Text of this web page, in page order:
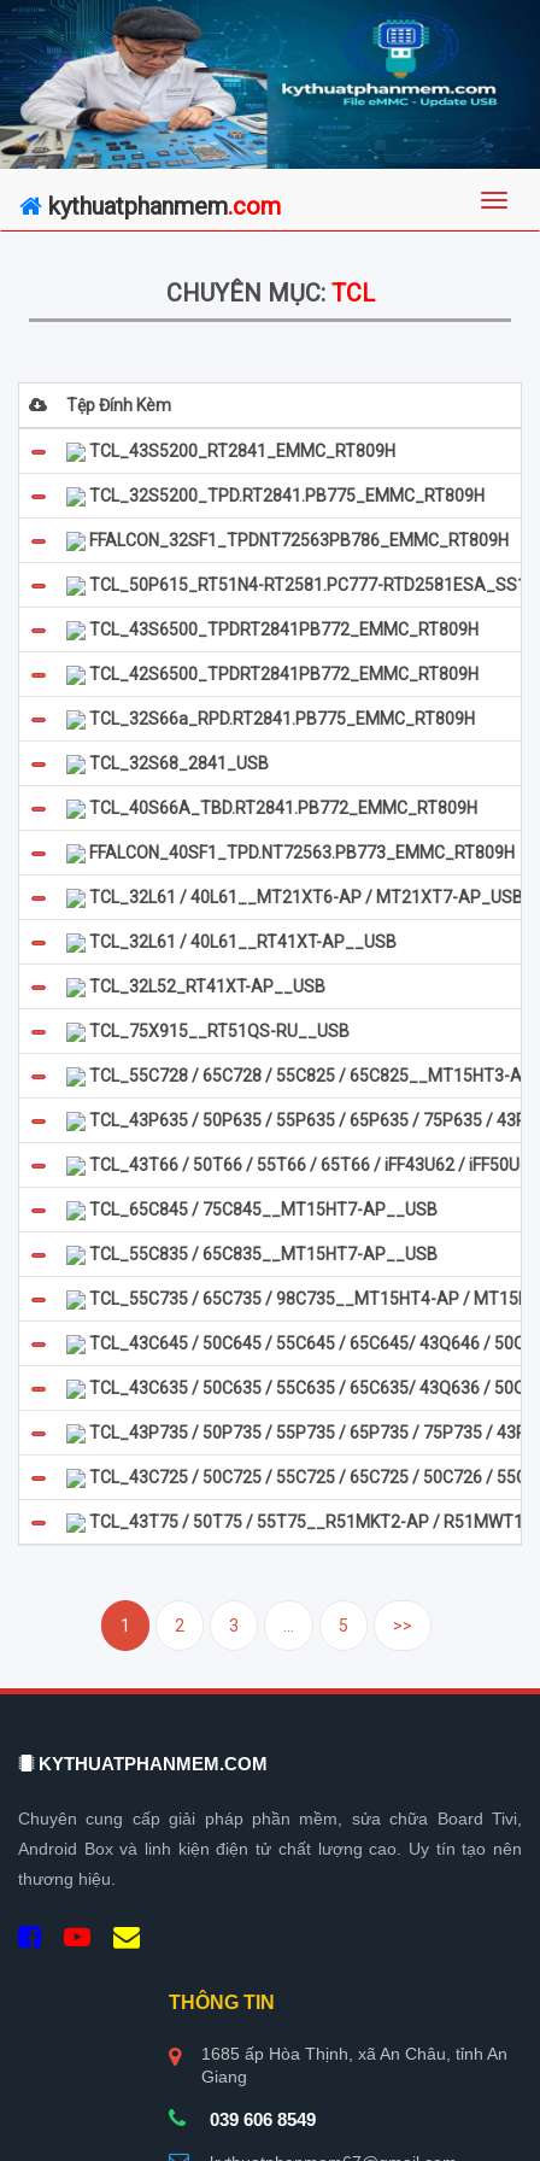
kythuatphanmem.com
CHUYÊN MỤC: TCL
Tệp Đính Kèm
TCL_43S5200_RT2841_EMMC_RT809H
TCL_32S5200_TPD.RT2841.PB775_EMMC_RT809H
FFALCON_32SF1_TPDNT72563PB786_EMMC_RT809H
TCL_50P615_RT51N4-RT2581.PC777-
TCL_43S6500_TPDRT2841PB772_EMMC_RT809H
TCL_42S6500_TPDRT2841PB772_EMMC_RT809H
TCL_32S66a_RPD.RT2841.PB775_EMMC_RT809H
TCL_32S68_2841_USB
TCL_40S66A_TBD.RT2841.PB772_EMMC_RT809H
FFALCON_40SF1_TPD.NT72563.PB773_EMMC_RT809H
TCL_32L61 / 40L61__MT21XT6-AP / MT21XT7-AP_USB
TCL_32L61 / 40L61__RT41XT-AP__USB
TCL_32L52_RT41XT-AP__USB
TCL_75X915__RT51QS-RU__USB
TCL_55C728 / 65C728 / 55C825 / 65C825__MT15HT3-
TCL_43P635 / 50P635 / 55P635 / 65P635 / 75P635 /
TCL_43T66 / 50T66 / 55T66 / 65T66 / iFF43U62 /
TCL_65C845 / 75C845__MT15HT7-AP__USB
TCL_55C835 / 65C835__MT15HT7-AP__USB
TCL_55C735 / 65C735 / 98C735__MT15HT4-AP /
TCL_43C645 / 50C645 / 55C645 / 65C645/ 43Q646 /
TCL_43C635 / 50C635 / 55C635 / 65C635/ 43Q636 /
TCL_43P735 / 50P735 / 55P735 / 65P735 / 75P735 /
TCL_43C725 / 50C725 / 55C725 / 65C725 / 50C726 /
TCL_43T75 / 50T75 / 55T75__R51MKT2-AP / R51MWT1-
1 2 3 5 >>
KYTHUATPHANMEM.COM
Chuyên cung cấp giải pháp phần mềm, sửa chữa Board Tivi,
Android Box và linh kiện điện tử chất lượng cao. Uy tín tạo nên
thương hiệu.
THÔNG TIN
1685 ấp Hòa Thịnh, xã An Châu, tỉnh An
Giang
039 606 8549